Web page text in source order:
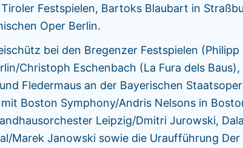
Festspielen, Bartoks Blaubart in
Oper Berlin.
bei den Bregenzer Festspielen
Christoph Eschenbach (La Fura dels Baus),
Fledermaus an der Bayerischen
Boston Symphony/Andris Nelsons in
Leipzig/Dmitri Jurowski,
Marek Janowski sowie die Uraufführung Der